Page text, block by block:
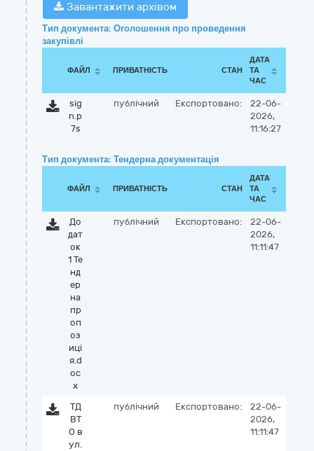
Завантажити архівом
Тип документа: Оголошення про проведення
закупівлі
ФАЙЛ ПРИВАТНІСТЬ СТАН
ДАТА
ТА
ЧАС
sig
n.p
7s
публічний Експортовано:
22-06-
2026,
11:16:27
Тип документа: Тендерна документація
ФАЙЛ ПРИВАТНІСТЬ СТАН
ДАТА
ТА
ЧАС
До
дат
ок
1 Те
нд
ер
на
пр
оп
оз
иці
я.d
oc
x
публічний Експортовано:
22-06-
2026,
11:11:47
ТД
ВТ
О в
ул.
публічний Експортовано:
22-06-
2026,
11:11:47